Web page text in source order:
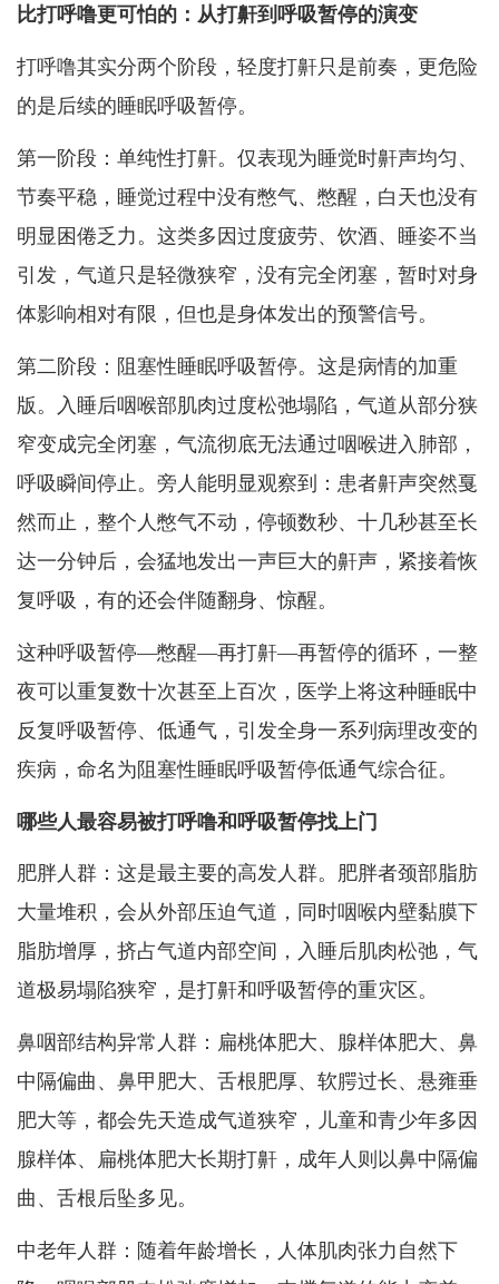
比打呼噜更可怕的：从打鼾到呼吸暂停的演变
打呼噜其实分两个阶段，轻度打鼾只是前奏，更危险
的是后续的睡眠呼吸暂停。
第一阶段：单纯性打鼾。仅表现为睡觉时鼾声均匀、
节奏平稳，睡觉过程中没有憋气、憋醒，白天也没有
明显困倦乏力。这类多因过度疲劳、饮酒、睡姿不当
引发，气道只是轻微狭窄，没有完全闭塞，暂时对身
体影响相对有限，但也是身体发出的预警信号。
第二阶段：阻塞性睡眠呼吸暂停。这是病情的加重
版。入睡后咽喉部肌肉过度松弛塌陷，气道从部分狭
窄变成完全闭塞，气流彻底无法通过咽喉进入肺部，
呼吸瞬间停止。旁人能明显观察到：患者鼾声突然戛
然而止，整个人憋气不动，停顿数秒、十几秒甚至长
达一分钟后，会猛地发出一声巨大的鼾声，紧接着恢
复呼吸，有的还会伴随翻身、惊醒。
这种呼吸暂停—憋醒—再打鼾—再暂停的循环，一整
夜可以重复数十次甚至上百次，医学上将这种睡眠中
反复呼吸暂停、低通气，引发全身一系列病理改变的
疾病，命名为阻塞性睡眠呼吸暂停低通气综合征。
哪些人最容易被打呼噜和呼吸暂停找上门
肥胖人群：这是最主要的高发人群。肥胖者颈部脂肪
大量堆积，会从外部压迫气道，同时咽喉内壁黏膜下
脂肪增厚，挤占气道内部空间，入睡后肌肉松弛，气
道极易塌陷狭窄，是打鼾和呼吸暂停的重灾区。
鼻咽部结构异常人群：扁桃体肥大、腺样体肥大、鼻
中隔偏曲、鼻甲肥大、舌根肥厚、软腭过长、悬雍垂
肥大等，都会先天造成气道狭窄，儿童和青少年多因
腺样体、扁桃体肥大长期打鼾，成年人则以鼻中隔偏
曲、舌根后坠多见。
中老年人群：随着年龄增长，人体肌肉张力自然下